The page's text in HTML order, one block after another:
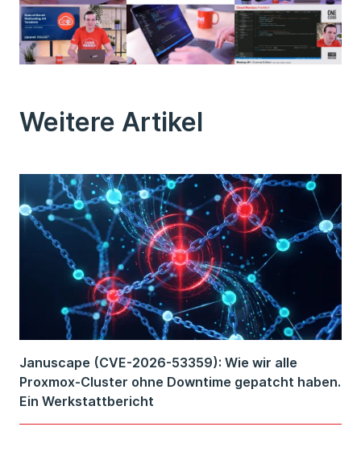
Weitere Artikel
Januscape (CVE-2026-53359): Wie wir alle
Proxmox-Cluster ohne Downtime gepatcht haben.
Ein Werkstattbericht